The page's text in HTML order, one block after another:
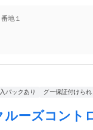
地１
パックあり グー保証付けられ